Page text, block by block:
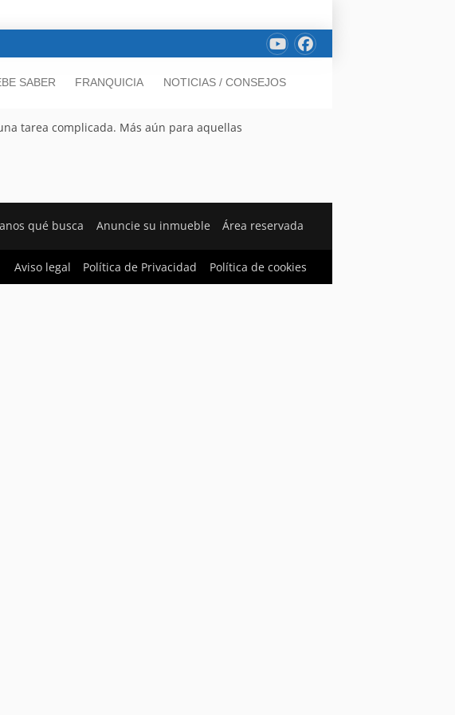
SABER FRANQUICIA NOTICIAS / CONSEJOS
tarea complicada. Más aún para aquellas
qué busca Anuncie su inmueble Área reservada
Aviso legal Política de Privacidad Política de cookies